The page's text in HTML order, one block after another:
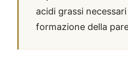
acidi grassi
formazione della